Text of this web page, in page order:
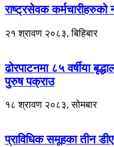
राष्ट्रसेवक
२१ श्रावण २०८३, बिहिबार
ढोरपाटनमा ८५ वर्षीया
पुरुष पक्राउ
१८ श्रावण २०८३, सोमबार
प्राविधिक समूहका तीन